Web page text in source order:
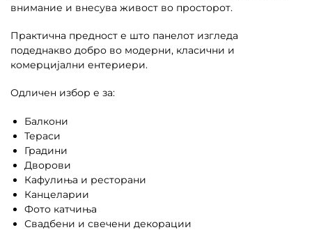
внимание и внесува живост во просторот.
Практична предност е што панелот изгледа
подеднакво добро во модерни, класични и
комерцијални ентериери.
Одличен избор е за:
Балкони
Тераси
Градини
Дворови
Кафулиња и ресторани
Канцеларии
Фото катчиња
Свадбени и свечени декорации